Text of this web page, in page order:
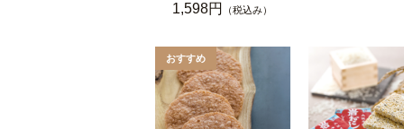
1,598円
（税込み）